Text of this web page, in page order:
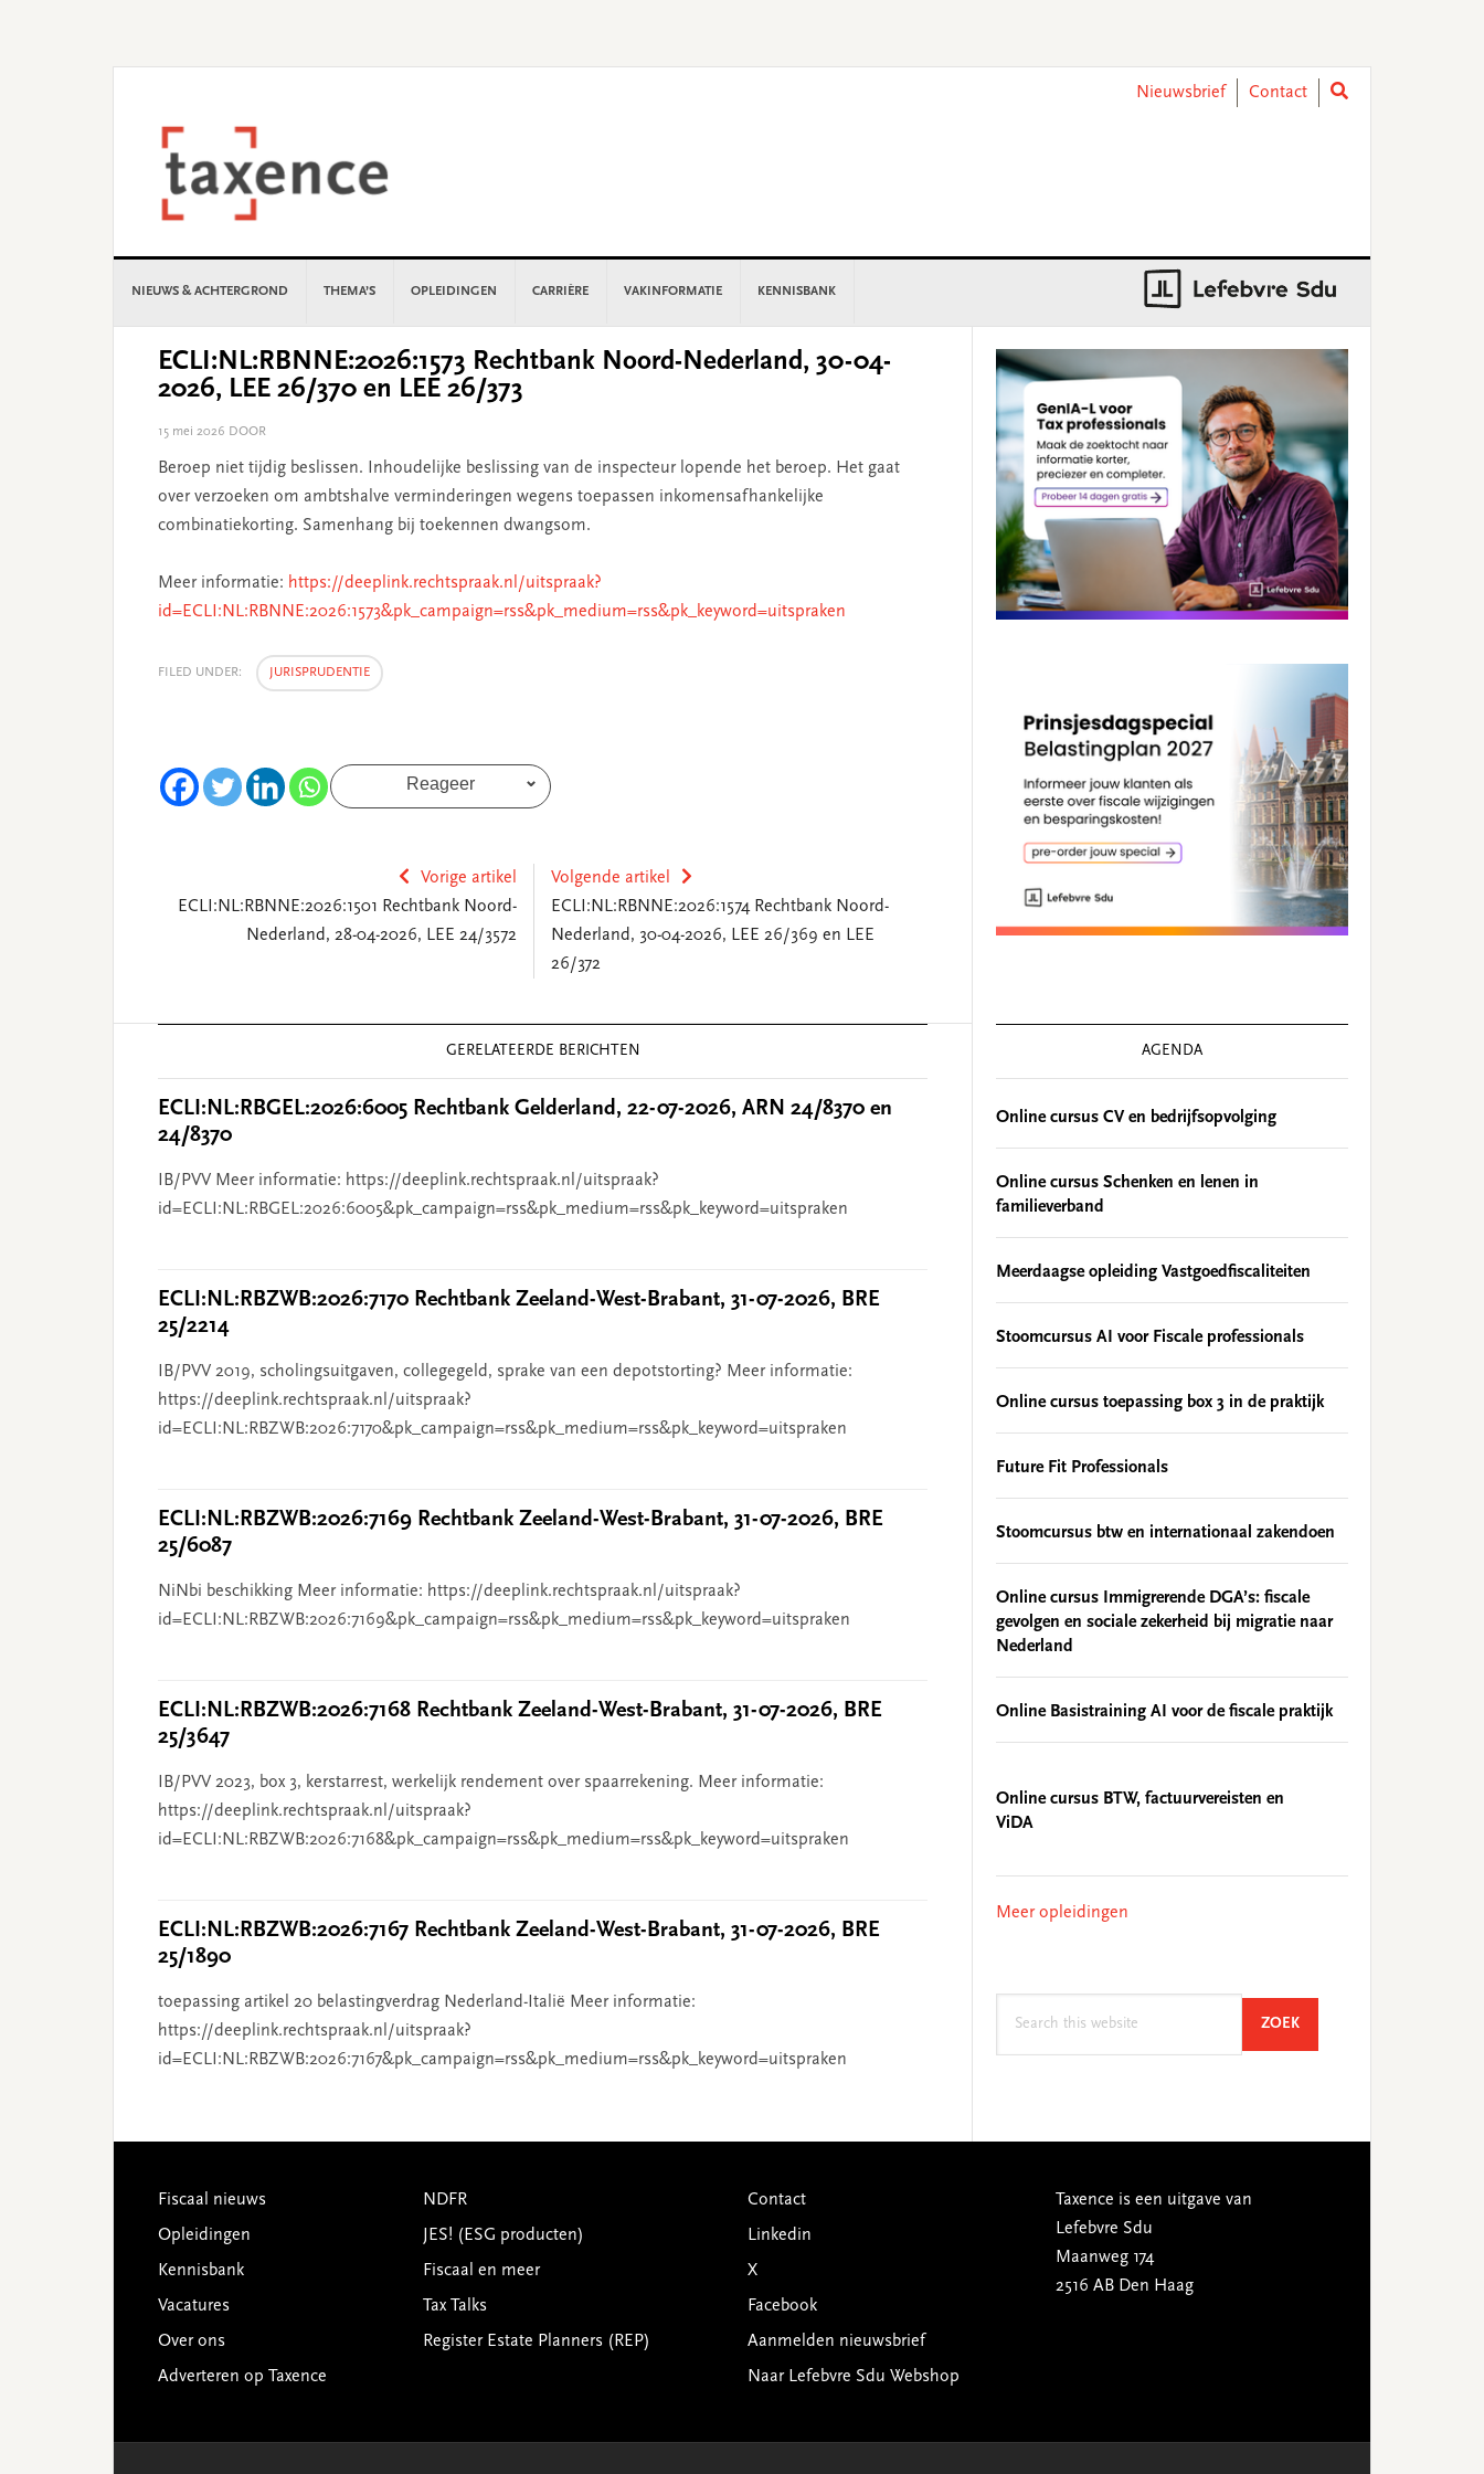
Nieuwsbrief
Contact
NIEUWS & ACHTERGROND THEMA’S OPLEIDINGEN CARRIÈRE VAKINFORMATIE KENNISBANK
ECLI:NL:RBNNE:2026:1573 Rechtbank Noord-Nederland, 30-04-
2026, LEE 26/370 en LEE 26/373
15 mei 2026 DOOR
Beroep niet tijdig beslissen. Inhoudelijke beslissing van de inspecteur lopende het beroep. Het gaat
over verzoeken om ambtshalve verminderingen wegens toepassen inkomensafhankelijke
combinatiekorting. Samenhang bij toekennen dwangsom.
Meer informatie: https://deeplink.rechtspraak.nl/uitspraak?
id=ECLI:NL:RBNNE:2026:1573&pk_campaign=rss&pk_medium=rss&pk_keyword=uitspraken
FILED UNDER: JURISPRUDENTIE
Reageer
Vorige artikel
ECLI:NL:RBNNE:2026:1501 Rechtbank Noord-
Nederland, 28-04-2026, LEE 24/3572
Volgende artikel
ECLI:NL:RBNNE:2026:1574 Rechtbank Noord-
Nederland, 30-04-2026, LEE 26/369 en LEE
26/372
GERELATEERDE BERICHTEN
ECLI:NL:RBGEL:2026:6005 Rechtbank Gelderland, 22-07-2026, ARN 24/8370 en
24/8370
IB/PVV Meer informatie: https://deeplink.rechtspraak.nl/uitspraak?
id=ECLI:NL:RBGEL:2026:6005&pk_campaign=rss&pk_medium=rss&pk_keyword=uitspraken
ECLI:NL:RBZWB:2026:7170 Rechtbank Zeeland-West-Brabant, 31-07-2026, BRE
25/2214
IB/PVV 2019, scholingsuitgaven, collegegeld, sprake van een depotstorting? Meer informatie:
https://deeplink.rechtspraak.nl/uitspraak?
id=ECLI:NL:RBZWB:2026:7170&pk_campaign=rss&pk_medium=rss&pk_keyword=uitspraken
ECLI:NL:RBZWB:2026:7169 Rechtbank Zeeland-West-Brabant, 31-07-2026, BRE
25/6087
NiNbi beschikking Meer informatie: https://deeplink.rechtspraak.nl/uitspraak?
id=ECLI:NL:RBZWB:2026:7169&pk_campaign=rss&pk_medium=rss&pk_keyword=uitspraken
ECLI:NL:RBZWB:2026:7168 Rechtbank Zeeland-West-Brabant, 31-07-2026, BRE
25/3647
IB/PVV 2023, box 3, kerstarrest, werkelijk rendement over spaarrekening. Meer informatie:
https://deeplink.rechtspraak.nl/uitspraak?
id=ECLI:NL:RBZWB:2026:7168&pk_campaign=rss&pk_medium=rss&pk_keyword=uitspraken
ECLI:NL:RBZWB:2026:7167 Rechtbank Zeeland-West-Brabant, 31-07-2026, BRE
25/1890
toepassing artikel 20 belastingverdrag Nederland-Italië Meer informatie:
https://deeplink.rechtspraak.nl/uitspraak?
id=ECLI:NL:RBZWB:2026:7167&pk_campaign=rss&pk_medium=rss&pk_keyword=uitspraken
Sidebar
AGENDA
Online cursus CV en bedrijfsopvolging
Online cursus Schenken en lenen in
familieverband
Meerdaagse opleiding Vastgoedfiscaliteiten
Stoomcursus AI voor Fiscale professionals
Online cursus toepassing box 3 in de praktijk
Future Fit Professionals
Stoomcursus btw en internationaal zakendoen
Online cursus Immigrerende DGA’s: fiscale
gevolgen en sociale zekerheid bij migratie naar
Nederland
Online Basistraining AI voor de fiscale praktijk
Online cursus BTW, factuurvereisten en
ViDA
Meer opleidingen
ZOEKSEARCH
Footer
Fiscaal nieuws
Opleidingen
Kennisbank
Vacatures
Over ons
Adverteren op Taxence
NDFR
JES! (ESG producten)
Fiscaal en meer
Tax Talks
Register Estate Planners (REP)
Contact
Linkedin
X
Facebook
Aanmelden nieuwsbrief
Naar Lefebvre Sdu Webshop
Taxence is een uitgave van
Lefebvre Sdu
Maanweg 174
2516 AB Den Haag